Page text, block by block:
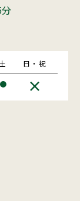
日・祝
● ×